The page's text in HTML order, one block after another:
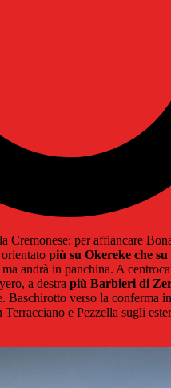
Cremonese: per affiancare
più su Okereke che
ma andrà in panchina. A
a destra più Barbieri di
Baschirotto verso la conferma
e Pezzella sugli